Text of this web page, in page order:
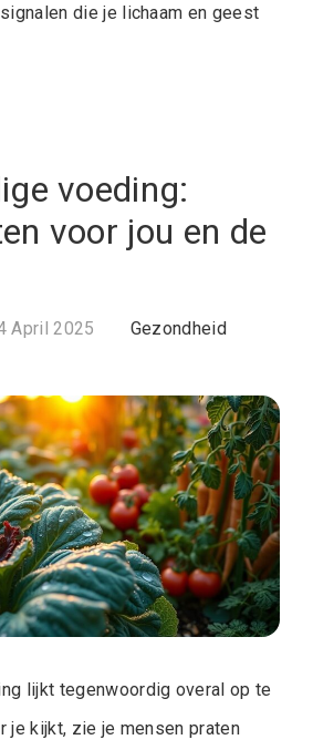
die je lichaam en geest
voeding:
voor jou en de
April 2025 Gezondheid
lijkt tegenwoordig overal op te
je kijkt, zie je mensen praten